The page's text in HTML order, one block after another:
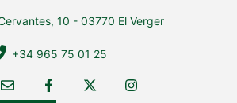
10 - 03770 El Verger
+34 965 75 01 25